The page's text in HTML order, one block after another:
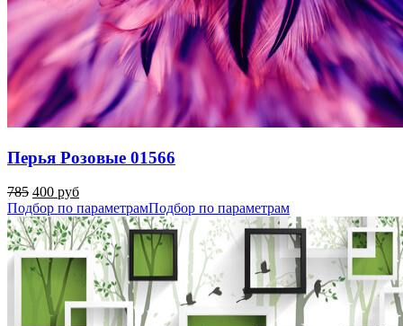
Перья Розовые 01566
785 400 руб
Подбор по параметрамПодбор по параметрам